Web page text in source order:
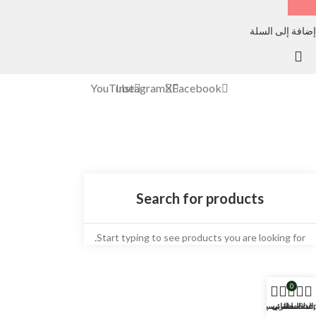
إضافة إلى السلة
Facebook
X
Instagram
YouTube
Start typing to see products you are looking for.
المفضلة
0
السلة
حسابي
الرئيسية